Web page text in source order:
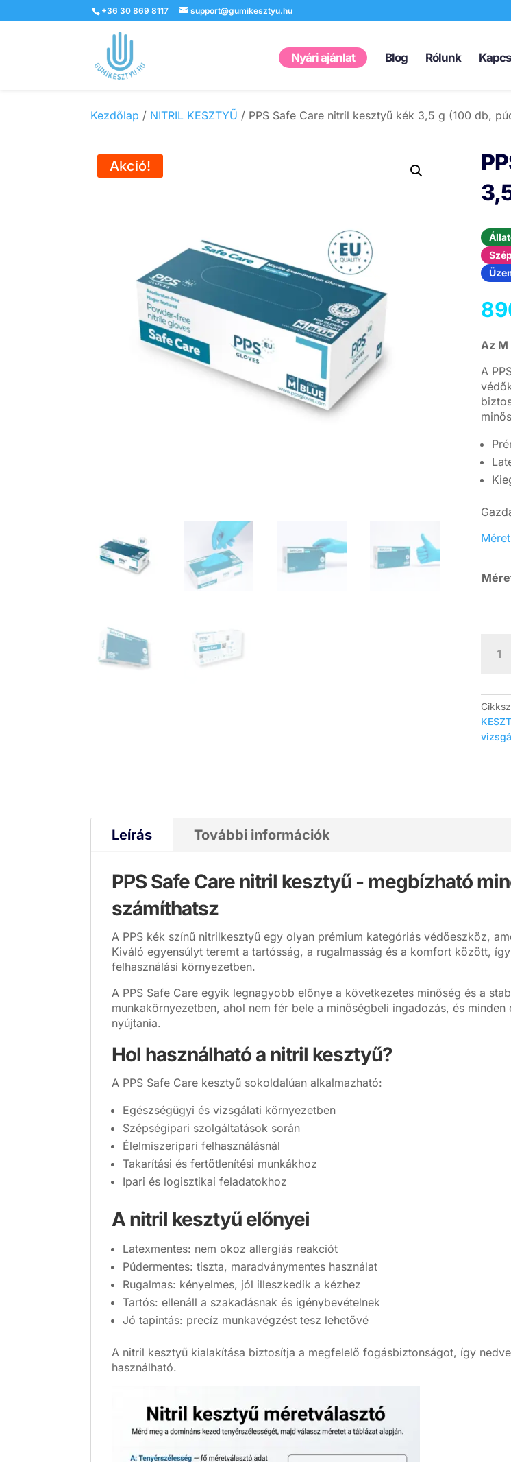
+36 30 869 8117 support@gumikesztyu.hu
Nyári ajánlat Blog Rólunk
Kezdőlap / NITRIL KESZTYŰ / PPS Safe Care nitril kesztyű kék 3,5 g (100 db,
Akció!
Az
A
Safe
kék
3,5
(100
Leírás További információk
PPS Safe Care nitril kesztyű - megbízható
számíthatsz
A PPS kék színű nitrilkesztyű egy olyan prémium kategóriás védőeszköz,
Kiváló egyensúlyt teremt a tartósság, a rugalmasság és a komfort között,
felhasználási környezetben.
A PPS Safe Care egyik legnagyobb előnye a következetes minőség és a
munkakörnyezetben, ahol nem fér bele a minőségbeli ingadozás, és
nyújtania.
Hol használható a nitril kesztyű?
A PPS Safe Care kesztyű sokoldalúan alkalmazható:
Egészségügyi és vizsgálati környezetben
Szépségipari szolgáltatások során
Élelmiszeripari felhasználásnál
Takarítási és fertőtlenítési munkákhoz
Ipari és logisztikai feladatokhoz
A nitril kesztyű előnyei
Latexmentes: nem okoz allergiás reakciót
Púdermentes: tiszta, maradványmentes használat
Rugalmas: kényelmes, jól illeszkedik a kézhez
Tartós: ellenáll a szakadásnak és igénybevételnek
Jó tapintás: precíz munkavégzést tesz lehetővé
A nitril kesztyű kialakítása biztosítja a megfelelő fogásbiztonságot, így
használható.